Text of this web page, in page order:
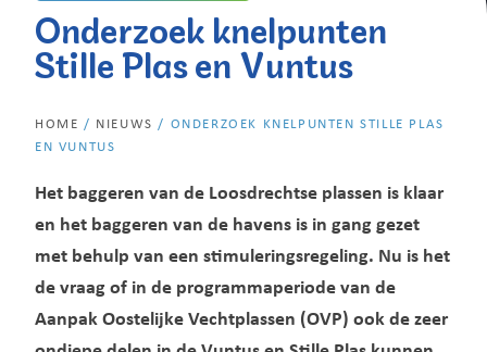
Onderzoek knelpunten
Stille Plas en Vuntus
HOME / NIEUWS / ONDERZOEK KNELPUNTEN STILLE PLAS
EN VUNTUS
Het baggeren van de Loosdrechtse plassen is klaar
en het baggeren van de havens is in gang gezet
met behulp van een stimuleringsregeling. Nu is het
de vraag of in de programmaperiode van de
Aanpak Oostelijke Vechtplassen (OVP) ook de zeer